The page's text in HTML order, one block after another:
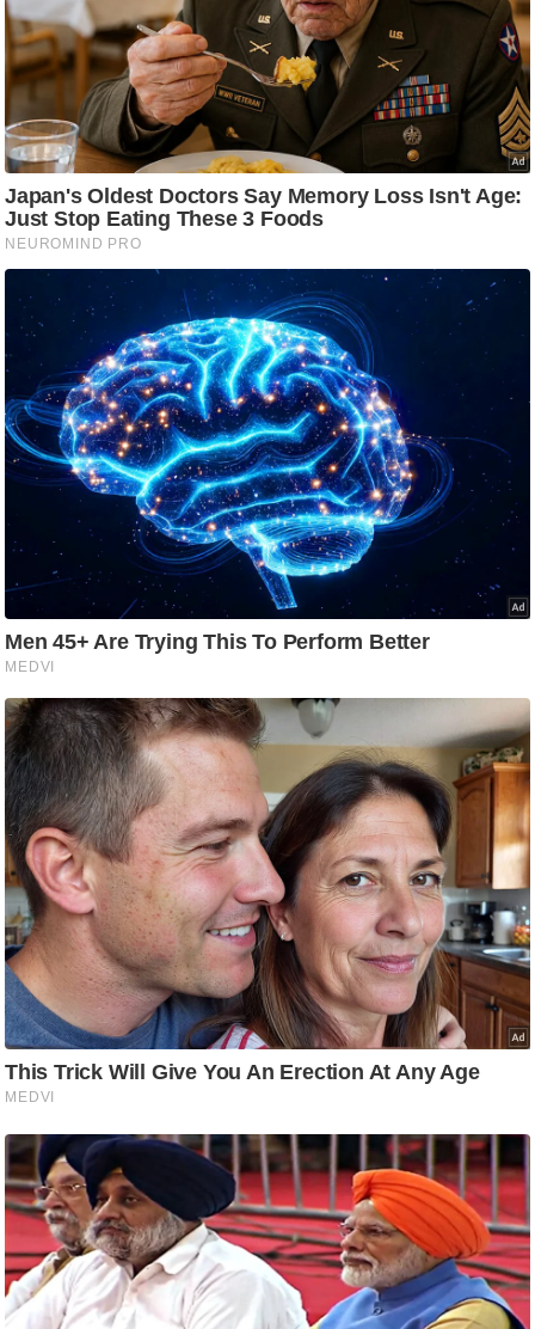
/
फै
श
न
घ
लू
नु
स्खे
प
र्य
न
स्थ
ल
स
त्रा
रि
श
न
शि
प
रा
ज
नी
ति
वि
श्ले
ष
स
म
सा
म
यि
क